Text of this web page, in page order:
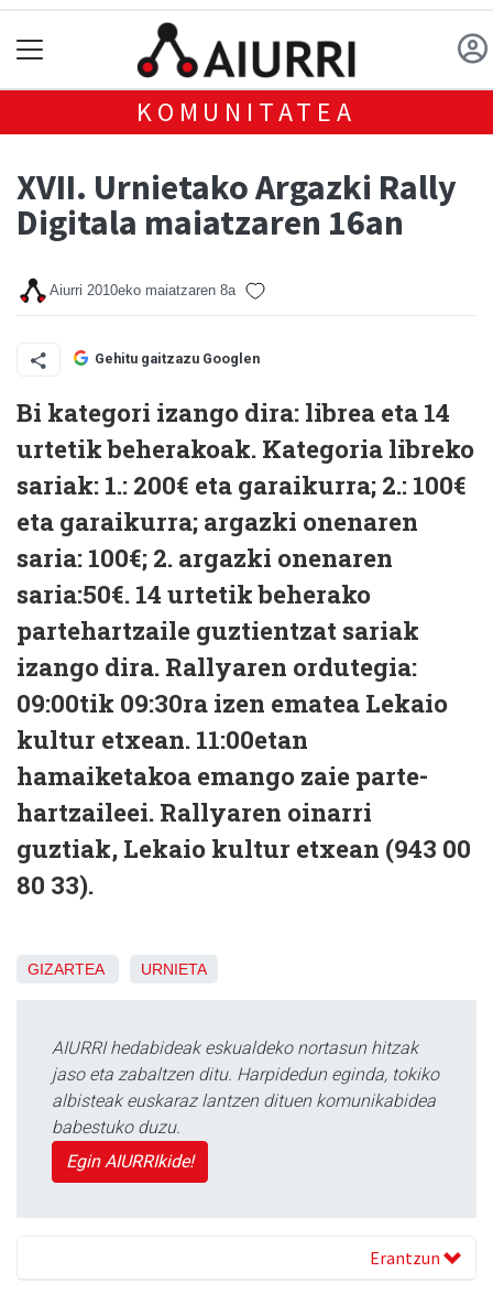
KOMUNITATEA
XVII. Urnietako Argazki Rally
Digitala maiatzaren 16an
Aiurri 2010eko maiatzaren 8a
Gehitu gaitzazu Googlen
Bi kategori izango dira: librea eta 14
urtetik beherakoak. Kategoria libreko
sariak: 1.: 200€ eta garaikurra; 2.: 100€
eta garaikurra; argazki onenaren
saria: 100€; 2. argazki onenaren
saria:50€. 14 urtetik beherako
partehartzaile guztientzat sariak
izango dira. Rallyaren ordutegia:
09:00tik 09:30ra izen ematea Lekaio
kultur etxean. 11:00etan
hamaiketakoa emango zaie parte-
hartzaileei. Rallyaren oinarri
guztiak, Lekaio kultur etxean (943 00
80 33).
GIZARTEA URNIETA
AIURRI hedabideak eskualdeko nortasun hitzak
jaso eta zabaltzen ditu. Harpidedun eginda, tokiko
albisteak euskaraz lantzen dituen komunikabidea
babestuko duzu.
Egin AIURRIkide!
Erantzun